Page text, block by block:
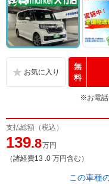
無
料
※お電話
支払総額（税込）
139.8万円
（諸経費13 .0 万円含む）
この車種